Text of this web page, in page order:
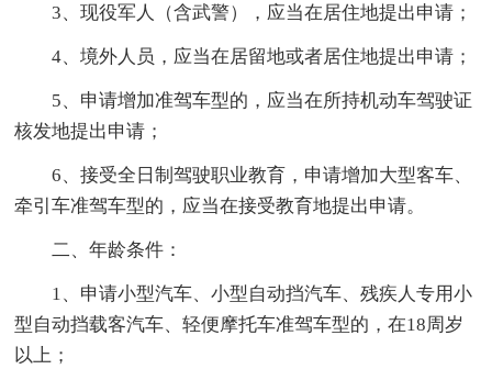
3、现役军人（含武警），应当在居住地提出申请；
4、境外人员，应当在居留地或者居住地提出申请；
5、申请增加准驾车型的，应当在所持机动车驾驶证
核发地提出申请；
6、接受全日制驾驶职业教育，申请增加大型客车、
牵引车准驾车型的，应当在接受教育地提出申请。
二、年龄条件：
1、申请小型汽车、小型自动挡汽车、残疾人专用小
型自动挡载客汽车、轻便摩托车准驾车型的，在18周岁
以上；